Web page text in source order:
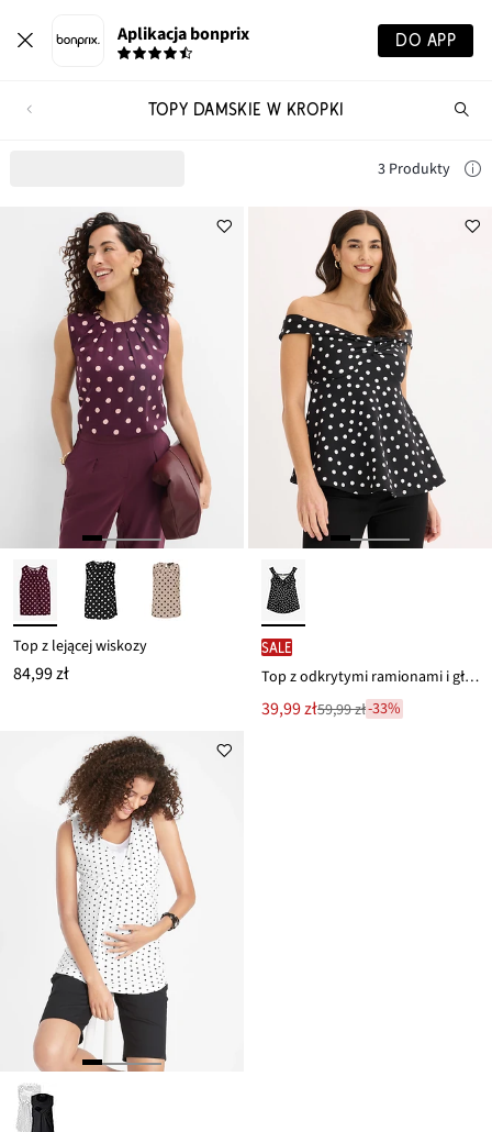
Aplikacja bonprix DO APP
TOPY DAMSKIE W KROPKI
3 Produkty
Top z lejącej wiskozy
84,99 zł
SALE
Top z odkrytymi ramionami i głębokim dekoltem
Nowa
cena
39,99 zł
Przeceniono
59,99 zł-33%